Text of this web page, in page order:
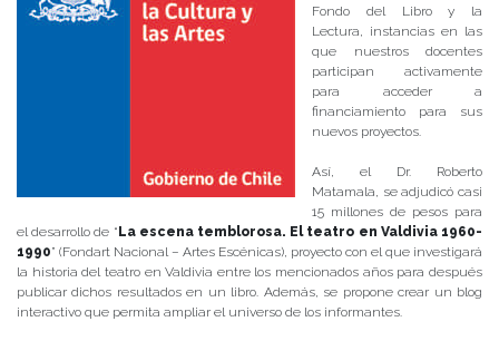
Fondo del Libro y la
Lectura, instancias en las
que nuestros docentes
participan activamente
para acceder a
financiamiento para sus
nuevos proyectos.
Así, el Dr. Roberto
Matamala, se adjudicó casi
15 millones de pesos para
el desarrollo de “La escena temblorosa. El teatro en Valdivia 1960-
1990” (Fondart Nacional – Artes Escénicas), proyecto con el que investigará
la historia del teatro en Valdivia entre los mencionados años para después
publicar dichos resultados en un libro. Además, se propone crear un blog
interactivo que permita ampliar el universo de los informantes.